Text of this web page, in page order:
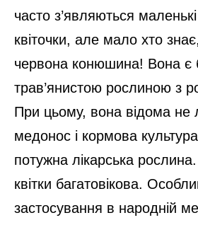
часто з’являються
квіточки, але мало хто
червона конюшина! Вона є
трав’янистою рослиною з
При цьому, вона відома не
медонос і кормова
потужна лікарська рослина.
квітки багатовікова.
застосування в народній